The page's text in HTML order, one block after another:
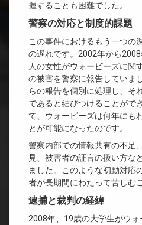
握することも困難でした。
警察の対応と制度的課題
この事件におけるもう一つの
の遅れです。2002年から
人の女性がウォービーズに関
の被害を警察に報告していま
らの報告を個別に処理し、そ
であると結びつけることがで
て、ウォービーズは何年にも
とが可能になったのです。
警察内部での情報共有の不足
見、被害者の証言の扱い方な
ました。このような初動対応
者が長期間にわたって苦しむ
逮捕と裁判の経緯
2008年、19歳の大学生がウ